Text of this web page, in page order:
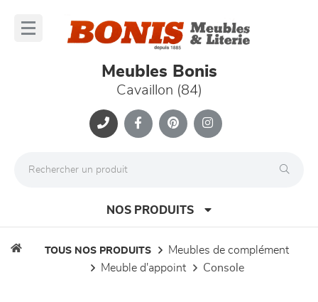
Meubles Bonis
Cavaillon (84)
NOS PRODUITS
TOUS NOS PRODUITS
meubles de complément
meuble d'appoint
console